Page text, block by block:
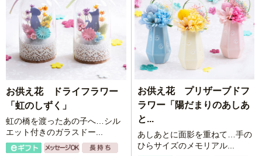
ポイント①
長期保存
特殊加工により生花の柔らかさ、質
感、色彩を保ちながら1〜3年以上も
の長期間美しさを維持します。
ポイント②
水やりや日々の手入れが不要
でご遺
族のお手を煩わせることがありませ
ん。暑い夏や寒い冬など季節を問わ
ず年中お供えすることができます。
ポイント③
自然な美しさ
本物の花を使用
しているため、自然
な風合いと魅力を失わずに楽しむこ
とができます。
お供え花 ドライフラワー
「虹のしずく」
虹の橋を渡ったあの子へ…シル
エット付きのガラスドー...
お供え花 プリザーブドフ
ラワー「陽だまりのあしあ
と...
あしあとに面影を重ねて…手の
ひらサイズのメモリアル...